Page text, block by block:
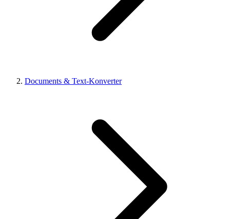
Documents & Text-Konverter